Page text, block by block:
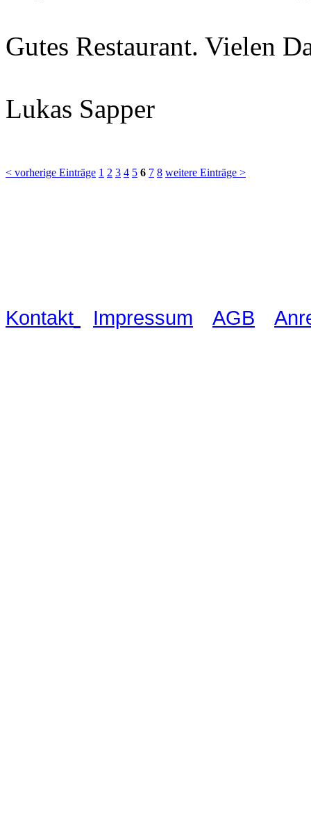
Gutes Restaurant. Vielen
Lukas Sapper
< vorherige Einträge 1 2 3 4 5 6 7 8 weitere Einträge >
Kontakt Impressum AGB